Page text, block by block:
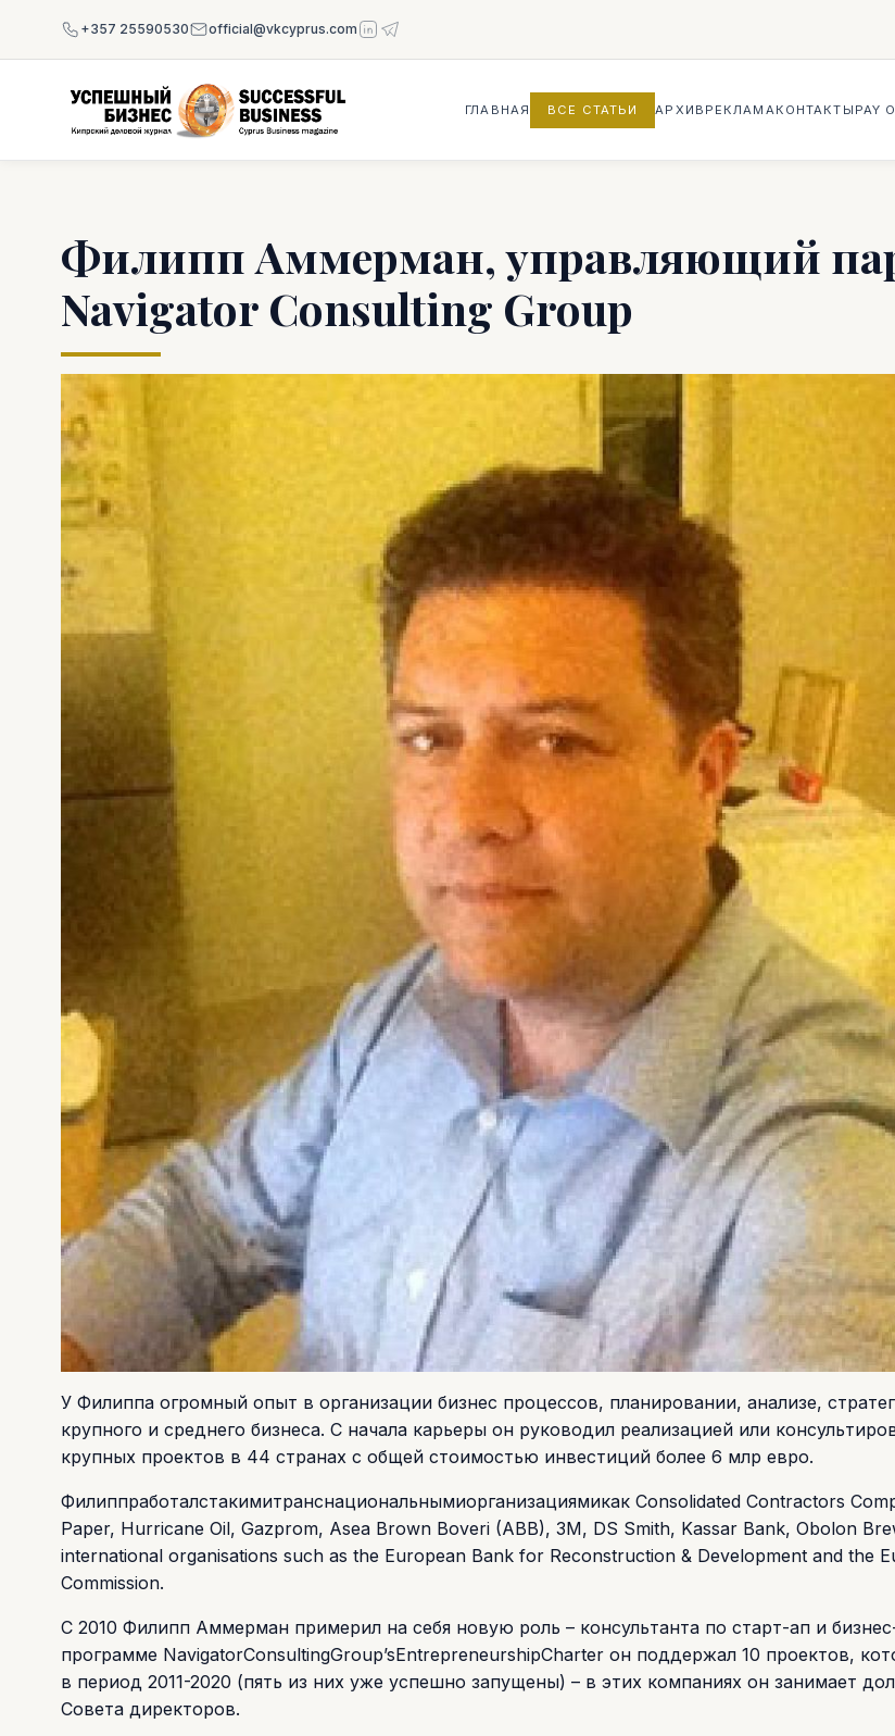
+357 25590530 official@vkcyprus.com
ГЛАВНАЯ ВСЕ СТАТЬИ АРХИВ РЕКЛАМА КОНТАКТЫ PAY
Филипп Аммерман, управляющий
Navigator Consulting Group
У Филиппа огромный опыт в организации бизнес процессов, планировании, анализе,
крупного и среднего бизнеса. С начала карьеры он руководил реализацией или
крупных проектов в 44 странах с общей стоимостью инвестиций более 6 млр евро.
Филиппработалстакимитранснациональнымиорганизациямикак Consolidated Contractors
Paper, Hurricane Oil, Gazprom, Asea Brown Boveri (ABB), 3M, DS Smith, Kassar Bank, Obolon
international organisations such as the European Bank for Reconstruction & Development and the
Commission.
С 2010 Филипп Аммерман примерил на себя новую роль – консультанта по старт-ап и
программе NavigatorConsultingGroup’sEntrepreneurshipCharter он поддержал 10 проектов,
в период 2011-2020 (пять из них уже успешно запущены) – в этих компаниях он занимает
Совета директоров.